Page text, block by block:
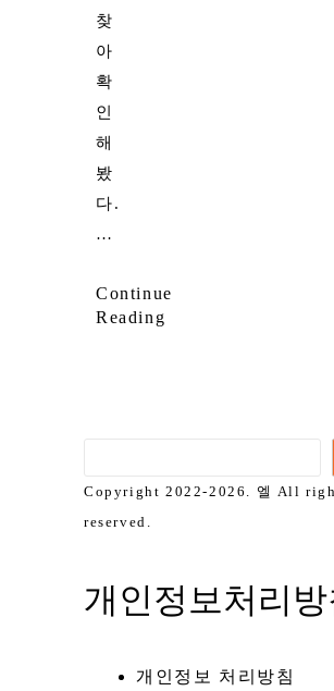
찾
아
확
인
해
봤
다.
…
Continue
Reading
Copyright 2022-2026. 엘 All
reserved.
개인정보처리방
개인정보 처리방침